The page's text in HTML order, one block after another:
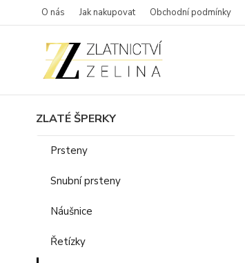
O nás Jak nakupovat Obchodní podmínky
ZLATÉ ŠPERKY
Prsteny
Snubní prsteny
Náušnice
Řetízky